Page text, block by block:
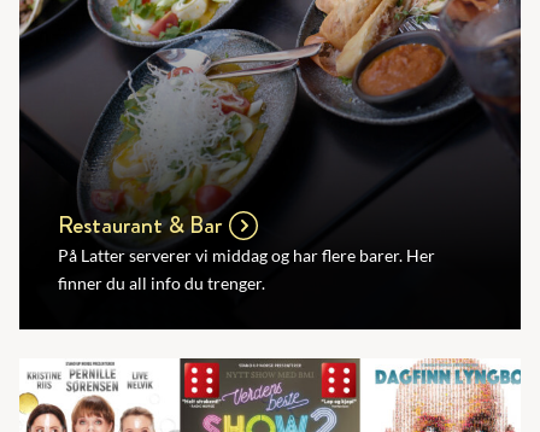
Restaurant & Bar
På Latter serverer vi middag og har flere barer. Her
finner du all info du trenger.